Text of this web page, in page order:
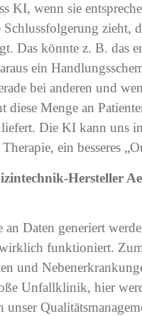
KI, wenn sie
zieht,
Das könnte z. B. das
ein
bei anderen und
Menge an
Die KI kann uns
ein besseres
Hersteller
Daten generiert
funktioniert.
und
Unfallklinik, hier